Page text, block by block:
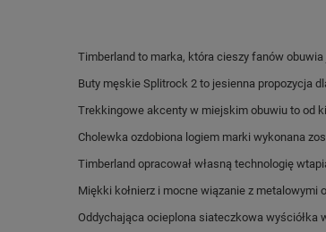
Timberland to marka, która cieszy fanów obuwia
Buty męskie Splitrock 2 to jesienna propozycja
Trekkingowe akcenty w miejskim obuwiu to od
Cholewka ozdobiona logiem marki wykonana
Timberland opracował własną technologię
Miękki kołnierz i mocne wiązanie z metalowymi
Oddychająca ocieplona siateczkowa wyściółka